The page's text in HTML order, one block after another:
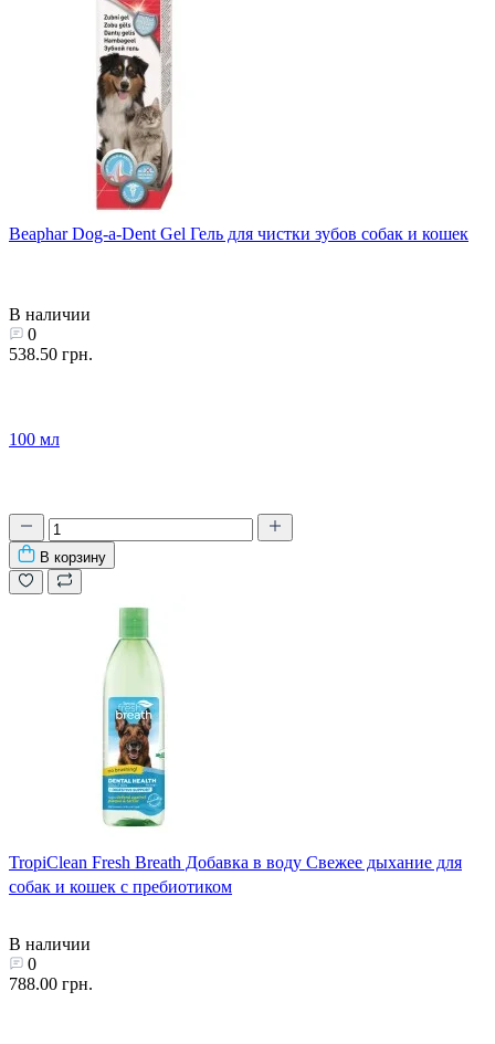
Beaphar Dog-a-Dent Gel Гель для чистки зубов собак и кошек
В наличии
0
538.50 грн.
100 мл
В корзину
TropiClean Fresh Breath Добавка в воду Свежее дыхание для
собак и кошек с пребиотиком
В наличии
0
788.00 грн.